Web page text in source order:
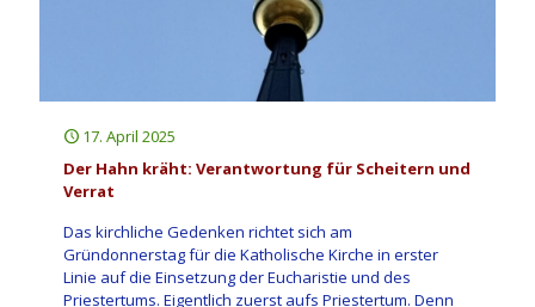
17. April 2025
Der Hahn kräht: Verantwortung für Scheitern und
Verrat
Das kirchliche Gedenken richtet sich am
Gründonnerstag für die Katholische Kirche in erster
Linie auf die Einsetzung der Eucharistie und des
Priestertums. Eigentlich zuerst aufs Priestertum. Denn